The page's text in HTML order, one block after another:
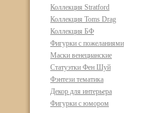
Коллекция Stratford
Коллекция Toms Drag
Коллекция БФ
Фигурки с пожеланиями
Маски венецианские
Статуэтки Фен Шуй
Фэнтези тематика
Декор для интерьера
Фигурки с юмором